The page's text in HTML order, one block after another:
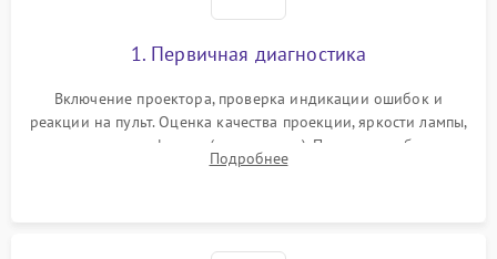
1. Первичная диагностика
Включение проектора, проверка индикации ошибок и
реакции на пульт. Оценка качества проекции, яркости лампы,
наличия артефактов (точки, пятна). Проверка работы
системы охлаждения по уровню шума вентиляторов.
Подробнее